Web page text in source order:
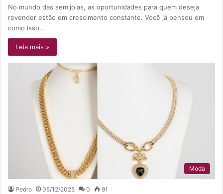
No mundo das semijoias, as oportunidades para quem deseja
revender estão em crescimento constante. Você já pensou em
como isso…
Leia mais »
Moda
Pedro 05/12/2025 0 91